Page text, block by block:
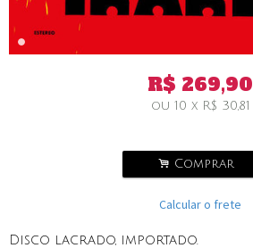
R$ 269,90
ou 10 x R$ 30,81
. Comprar
Calcular o frete
Disco lacrado, importado.